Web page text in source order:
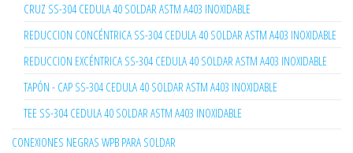
CRUZ SS-304 CEDULA 40 SOLDAR ASTM A403 INOXIDABLE
REDUCCION CONCÉNTRICA SS-304 CEDULA 40 SOLDAR ASTM A403 INOXIDABLE
REDUCCION EXCÉNTRICA SS-304 CEDULA 40 SOLDAR ASTM A403 INOXIDABLE
TAPÓN - CAP SS-304 CEDULA 40 SOLDAR ASTM A403 INOXIDABLE
TEE SS-304 CEDULA 40 SOLDAR ASTM A403 INOXIDABLE
CONEXIONES NEGRAS WPB PARA SOLDAR